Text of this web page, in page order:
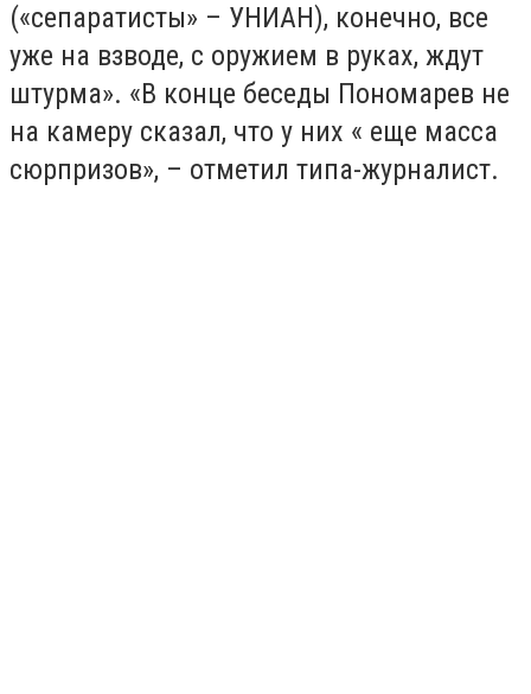
(«сепаратисты» – УНИАН), конечно, все
уже на взводе, с оружием в руках, ждут
штурма». «В конце беседы Пономарев не
на камеру сказал, что у них « еще масса
сюрпризов», – отметил типа-журналист.